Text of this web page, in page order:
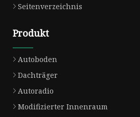
Seitenverzeichnis
Produkt
Autoboden
Dachträger
Autoradio
Modifizierter Innenraum